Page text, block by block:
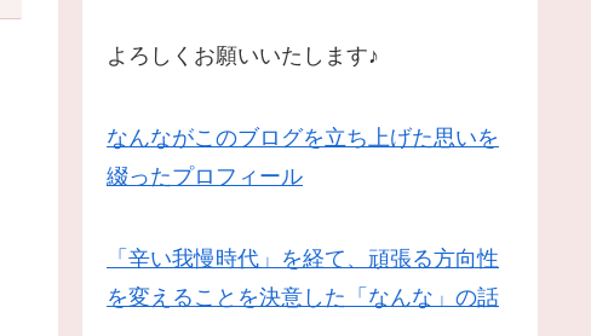
よろしくお願いいたします♪
なんながこのブログを立ち上げた思いを
綴ったプロフィール
「辛い我慢時代」を経て、頑張る方向性
を変えることを決意した「なんな」の話